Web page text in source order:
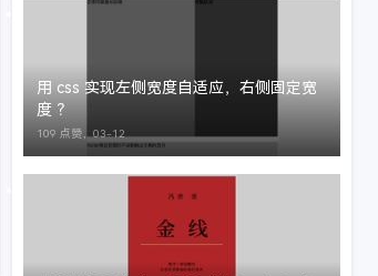
用 css 实现左侧宽度自适应，右侧固定宽
度 ？
109 点赞， 03-12